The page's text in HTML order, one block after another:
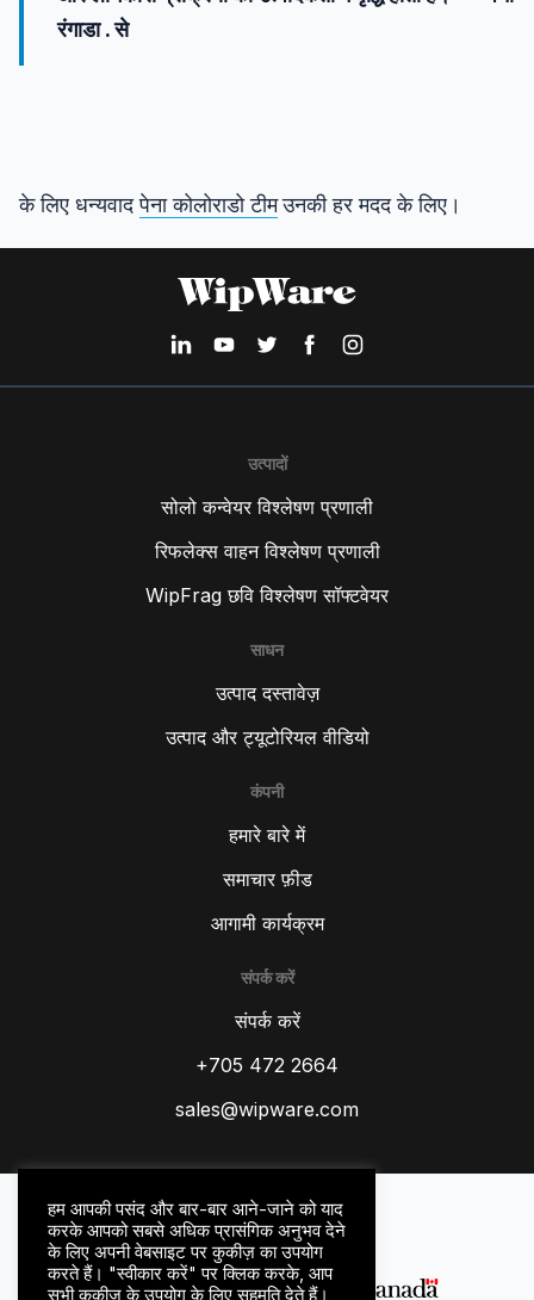
रंगाडा . से
के लिए धन्यवादपेना कोलोराडो टीमउनकी हर मदद के लिए।
उत्पादों
सोलो कन्वेयर विश्लेषण प्रणाली
रिफलेक्स वाहन विश्लेषण प्रणाली
WipFrag छवि विश्लेषण सॉफ्टवेयर
साधन
उत्पाद दस्तावेज़
उत्पाद और ट्यूटोरियल वीडियो
कंपनी
हमारे बारे में
समाचार फ़ीड
आगामी कार्यक्रम
संपर्क करें
संपर्क करें
+705 472 2664
sales@wipware.com
गोपनीयता नीति
नियम और शर्तें
हम आपकी पसंद और बार-बार आने-जाने को याद
करके आपको सबसे अधिक प्रासंगिक अनुभव देने
के लिए अपनी वेबसाइट पर कुकीज़ का उपयोग
करते हैं। "स्वीकार करें" पर क्लिक करके, आप
सभी कुकीज़ के उपयोग के लिए सहमति देते हैं।